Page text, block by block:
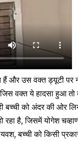
हैं और उस वक्त ड्यूटी पर
वक्त ये हादसा हुआ तो
को अंदर की ओर
रहा है, जिसमें योगेश
बच्ची को किसी